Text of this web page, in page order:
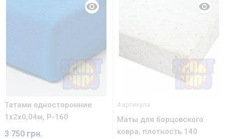
Татами односторонние
1х2х0,04м, Р-160
3 750 грн.
4 артикула
Маты для борцовского
ковра, плотность 140